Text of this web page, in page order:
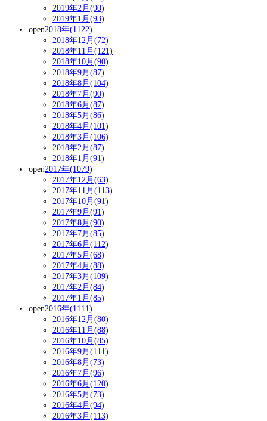
2019年2月(90)
2019年1月(93)
open2018年(1122)
2018年12月(72)
2018年11月(121)
2018年10月(90)
2018年9月(87)
2018年8月(104)
2018年7月(90)
2018年6月(87)
2018年5月(86)
2018年4月(101)
2018年3月(106)
2018年2月(87)
2018年1月(91)
open2017年(1079)
2017年12月(63)
2017年11月(113)
2017年10月(91)
2017年9月(91)
2017年8月(90)
2017年7月(85)
2017年6月(112)
2017年5月(68)
2017年4月(88)
2017年3月(109)
2017年2月(84)
2017年1月(85)
open2016年(1111)
2016年12月(80)
2016年11月(88)
2016年10月(85)
2016年9月(111)
2016年8月(73)
2016年7月(96)
2016年6月(120)
2016年5月(73)
2016年4月(94)
2016年3月(113)